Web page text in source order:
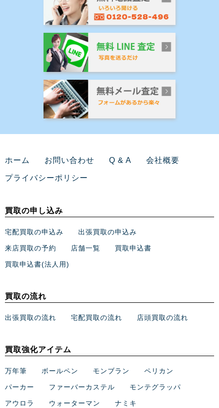
ホーム お問い合わせ Q & A 会社概要
プライバシーポリシー
買取の申し込み
宅配買取の申込み 出張買取の申込み
来店買取の予約 店舗一覧 買取申込書
買取申込書(法人用)
買取の流れ
出張買取の流れ 宅配買取の流れ 店頭買取の流れ
買取強化アイテム
万年筆 ボールペン モンブラン ペリカン
パーカー ファーバーカステル モンテグラッパ
アウロラ ウォーターマン ナミキ